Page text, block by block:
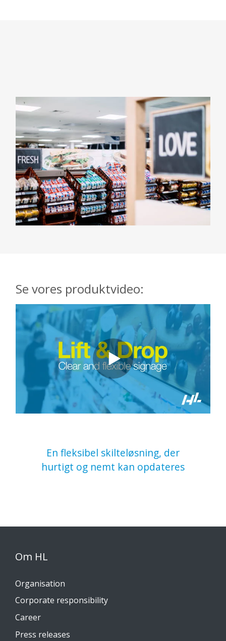
Se vores produktvideo:
En fleksibel skilteløsning, der
hurtigt og nemt kan opdateres
Om HL
Organisation
Corporate responsibility
Career
Press releases